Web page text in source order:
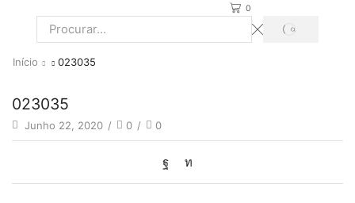
0
Search
PROCURAR
Início 023035
023035
Junho 22, 2020 / 0 / 0